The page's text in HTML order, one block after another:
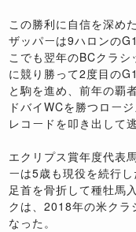
この勝利に自信を深め
ザッパーは9ハロンの
こでも翌年のBCクラ
に競り勝って2度目の
と駒を進め、前年の覇
ドバイWCを勝つロー
レコードを叩き出して
エクリプス賞年度代表
ーは5歳も現役を続行
足首を骨折して種牡馬
クは、2018年の米クラ
なった。